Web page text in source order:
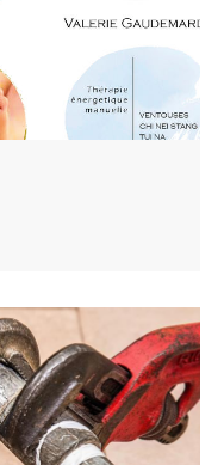
les Alpes-de-
les interventions de
des habitants et
rapidement sur